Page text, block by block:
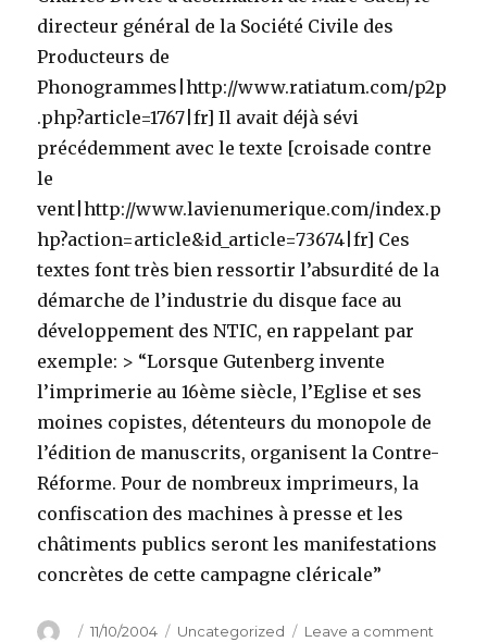
directeur général de la Société Civile des
Producteurs de
Phonogrammes|http://www.ratiatum.com/p2p
.php?article=1767|fr] Il avait déjà sévi
précédemment avec le texte [croisade contre
le
vent|http://www.lavienumerique.com/index.p
hp?action=article&id_article=73674|fr] Ces
textes font très bien ressortir l’absurdité de la
démarche de l’industrie du disque face au
développement des NTIC, en rappelant par
exemple: > “Lorsque Gutenberg invente
l’imprimerie au 16ème siècle, l’Eglise et ses
moines copistes, détenteurs du monopole de
l’édition de manuscrits, organisent la Contre-
Réforme. Pour de nombreux imprimeurs, la
confiscation des machines à presse et les
châtiments publics seront les manifestations
concrètes de cette campagne cléricale”
Author
Posted
11/10/2004 Categories
Uncategorized Leave a comment